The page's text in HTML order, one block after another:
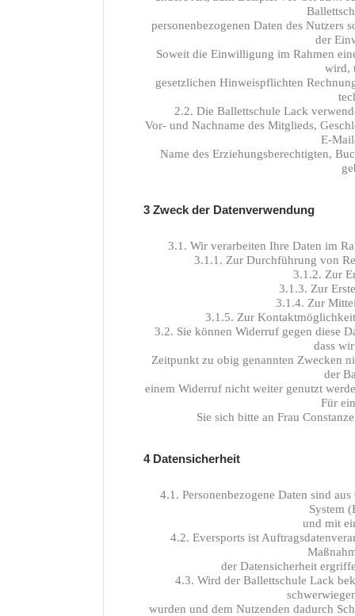
personenbezogenen Daten des Nutzers
der
Soweit die Einwilligung im Rahmen
wird,
gesetzlichen Hinweispflichten
2.2. Die Ballettschule Lack
Vor- und Nachname des Mitglieds,
E-
Name des Erziehungsberechtigten,
3 Zweck der Datenverwendung
3.1. Wir verarbeiten Ihre Daten im
3.1.1. Zur Durchführung von
3.1.2. Zur
3.1.3. Zur
3.1.4. Zur
3.1.5. Zur
3.2. Sie können Widerruf gegen diese
dass
Zeitpunkt zu obig genannten Zwecken
der
einem Widerruf nicht weiter genutzt
Für
Sie sich bitte an Frau
4 Datensicherheit
4.1. Personenbezogene Daten sind
System
und mit
4.2. Eversports ist
der Datensicherheit
4.3. Wird der Ballettschule Lack
wurden und dem Nutzenden dadurch